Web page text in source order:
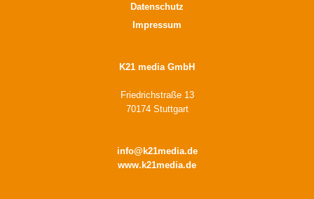
Datenschutz
Impressum
K21 media GmbH
Friedrichstraße 13
70174 Stuttgart
info@k21media.de
www.k21media.de